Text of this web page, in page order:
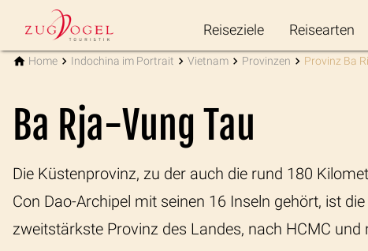
Reiseziele Reisearten
Home Indochina im Portrait Vietnam Provinzen Provinz Ba
Ba Rja-Vung Tau
Die Küstenprovinz, zu der auch die rund 180
Con Dao-Archipel mit seinen 16 Inseln gehört, ist
zweitstärkste Provinz des Landes, nach HCMC und